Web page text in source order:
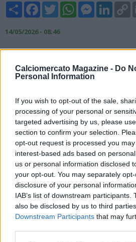
Calciomercato Magazine - Do
Personal Information
If you wish to opt-out of the sale,
processing of your personal or
targeted advertising by us, please
section to confirm your selection.
opt-out request is processed you
interest-based ads based on
us or personal information disclosed
your opt-out. You may separately
disclosure of your personal
IAB’s list of downstream participants.
also be disclosed by us to third
Downstream Participants that may
Share FacebookTwitterWhatsAppMessenger
14/05/2026 - 08:46
Secondo il Corriere dello Sport,
operazioni di mercato del Napoli. Su
destro dell’Union Saint-Gilloise,
Laurentiis e il ds Giovanni Manna. Il
crescere al fianco del totem Giovanni
acquisto ricorderebbe molto quello
sinistro abile in entrambe le fasi
24 anni".